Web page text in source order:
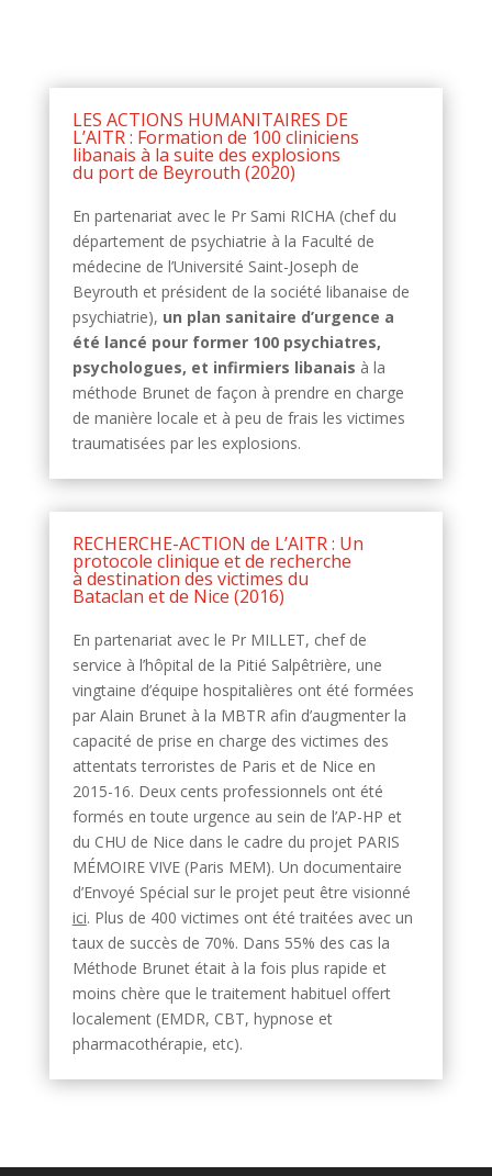
LES ACTIONS HUMANITAIRES DE
L’AITR : Formation de 100 cliniciens
libanais à la suite des explosions
du port de Beyrouth (2020)
En partenariat avec le Pr Sami RICHA (chef du
département de psychiatrie à la Faculté de
médecine de l’Université Saint-Joseph de
Beyrouth et président de la société libanaise de
psychiatrie), un plan sanitaire d’urgence a
été lancé pour former 100 psychiatres,
psychologues, et infirmiers libanais à la
méthode Brunet de façon à prendre en charge
de manière locale et à peu de frais les victimes
traumatisées par les explosions.
RECHERCHE-ACTION de L’AITR : Un
protocole clinique et de recherche
à destination des victimes du
Bataclan et de Nice (2016)
En partenariat avec le Pr MILLET, chef de
service à l’hôpital de la Pitié Salpêtrière, une
vingtaine d’équipe hospitalières ont été formées
par Alain Brunet à la MBTR afin d’augmenter la
capacité de prise en charge des victimes des
attentats terroristes de Paris et de Nice en
2015-16. Deux cents professionnels ont été
formés en toute urgence au sein de l’AP-HP et
du CHU de Nice dans le cadre du projet PARIS
MÉMOIRE VIVE (Paris MEM). Un documentaire
d’Envoyé Spécial sur le projet peut être visionné
ici. Plus de 400 victimes ont été traitées avec un
taux de succès de 70%. Dans 55% des cas la
Méthode Brunet était à la fois plus rapide et
moins chère que le traitement habituel offert
localement (EMDR, CBT, hypnose et
pharmacothérapie, etc).